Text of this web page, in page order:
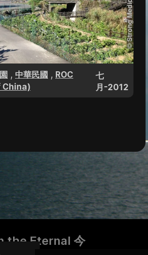
, 中華民國 , ROC
China)
七
月-2012
the Eternal 今